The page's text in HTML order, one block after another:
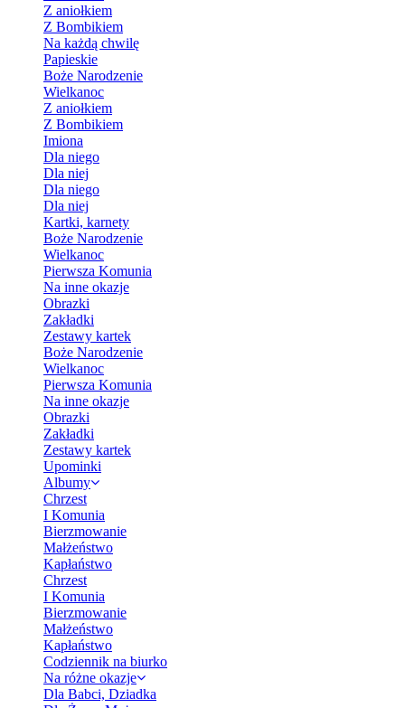
Z aniołkiem
Z Bombikiem
Na każdą chwilę
Papieskie
Boże Narodzenie
Wielkanoc
Z aniołkiem
Z Bombikiem
Imiona
Dla niego
Dla niej
Dla niego
Dla niej
Kartki, karnety
Boże Narodzenie
Wielkanoc
Pierwsza Komunia
Na inne okazje
Obrazki
Zakładki
Zestawy kartek
Boże Narodzenie
Wielkanoc
Pierwsza Komunia
Na inne okazje
Obrazki
Zakładki
Zestawy kartek
Upominki
Albumy
Chrzest
I Komunia
Bierzmowanie
Małżeństwo
Kapłaństwo
Chrzest
I Komunia
Bierzmowanie
Małżeństwo
Kapłaństwo
Codziennik na biurko
Na różne okazje
Dla Babci, Dziadka